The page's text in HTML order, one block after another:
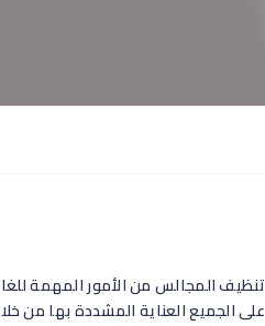
تنظيف المجالس من الأمور المهمة
على الجميع العناية المشددة بها من